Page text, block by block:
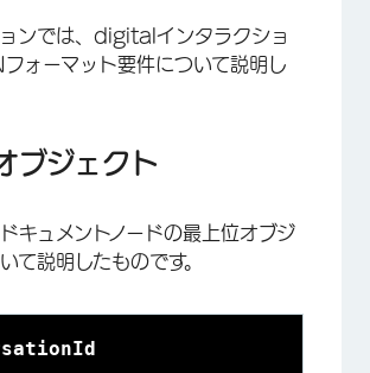
ンでは、digitalインタラクショ
ォーマット要件について説明し
ブジェクト
キュメントノードの最上位オブジ
て説明したものです。